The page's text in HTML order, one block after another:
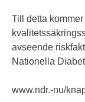
Till detta
avseende
Nationella
www.ndr.-nu/